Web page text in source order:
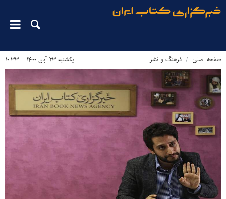
صفحه اصلی فرهنگ و نشر یکشنبه ۲۳ آبان ۱۴۰۰ - ۱۰:۳۳